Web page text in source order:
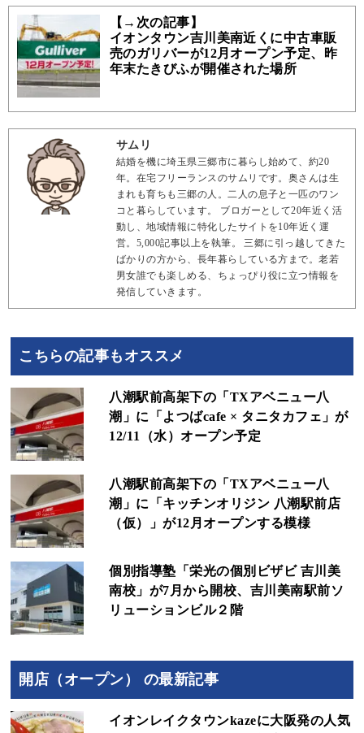
【→次の記事】
イオンタウン吉川美南近くに中古車販
売のガリバーが12月オープン予定、昨
年末たきびふが開催された場所
サムリ
結婚を機に埼玉県三郷市に暮らし始めて、約20
年。在宅フリーランスのサムリです。奥さんは生
まれも育ちも三郷の人。二人の息子と一匹のワン
コと暮らしています。 ブロガーとして20年近く活
動し、地域情報に特化したサイトを10年近く運
営。5,000記事以上を執筆。 三郷に引っ越してきた
ばかりの方から、長年暮らしている方まで。老若
男女誰でも楽しめる、ちょっぴり役に立つ情報を
発信していきます。
こちらの記事もオススメ
八潮駅前高架下の「TXアベニュー八
潮」に「よつばcafe × タニタカフェ」が
12/11（水）オープン予定
八潮駅前高架下の「TXアベニュー八
潮」に「キッチンオリジン 八潮駅前店
（仮）」が12月オープンする模様
個別指導塾「栄光の個別ビザビ 吉川美
南校」が7月から開校、吉川美南駅前ソ
リューションビル２階
開店（オープン） の最新記事
イオンレイクタウンkazeに大阪発の人気